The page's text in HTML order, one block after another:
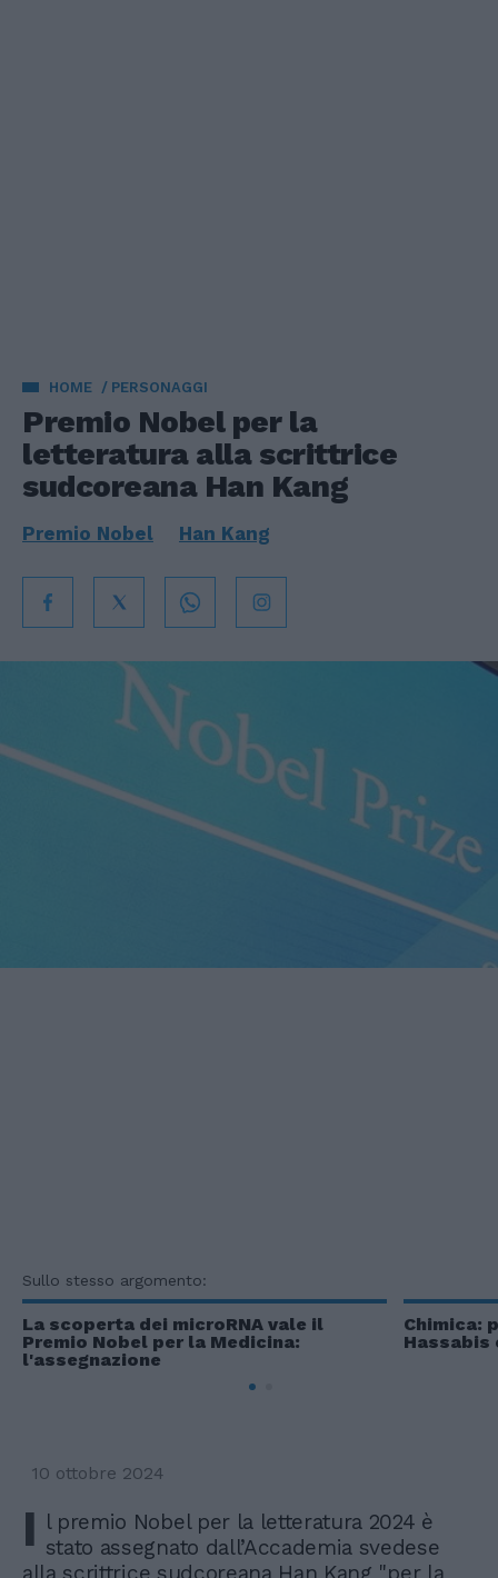
HOME PERSONAGGI
Premio Nobel per la
letteratura alla scrittrice
sudcoreana Han Kang
Premio Nobel Han Kang
Sullo stesso argomento:
La scoperta dei microRNA vale il
Premio Nobel per la Medicina:
l'assegnazione
Chimica:
Hassabis
10 ottobre 2024
I l premio Nobel per la letteratura 2024 è
stato assegnato dall’Accademia svedese